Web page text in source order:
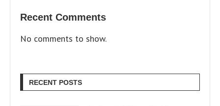
Recent Comments
No comments to show.
RECENT POSTS